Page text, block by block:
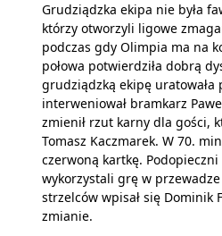
Grudziądzka ekipa nie była
którzy otworzyli ligowe
podczas gdy Olimpia ma na
połowa potwierdziła dobrą
grudziądzką ekipę uratowała
interweniował bramkarz
zmienił rzut karny dla gości,
Tomasz Kaczmarek. W 70.
czerwoną kartkę.
wykorzystali grę w
strzelców wpisał się Dominik
zmianie.